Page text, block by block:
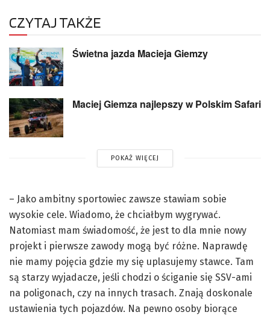
CZYTAJ TAKŻE
Świetna jazda Macieja Giemzy
Maciej Giemza najlepszy w Polskim Safari
POKAŻ WIĘCEJ
– Jako ambitny sportowiec zawsze stawiam sobie
wysokie cele. Wiadomo, że chciałbym wygrywać.
Natomiast mam świadomość, że jest to dla mnie nowy
projekt i pierwsze zawody mogą być różne. Naprawdę
nie mamy pojęcia gdzie my się uplasujemy stawce. Tam
są starzy wyjadacze, jeśli chodzi o ściganie się SSV-ami
na poligonach, czy na innych trasach. Znają doskonale
ustawienia tych pojazdów. Na pewno osoby biorące